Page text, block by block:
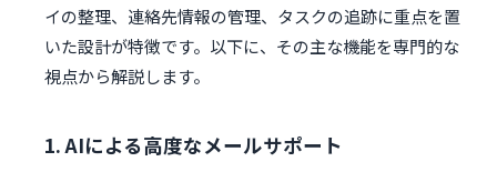
イの整理、連絡先情報の管理、タスクの追跡に重点を置
いた設計が特徴です。以下に、その主な機能を専門的な
視点から解説します。
1. AIによる高度なメールサポート